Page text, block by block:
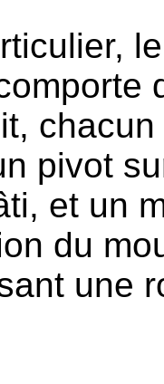
pivot
et un
du
une